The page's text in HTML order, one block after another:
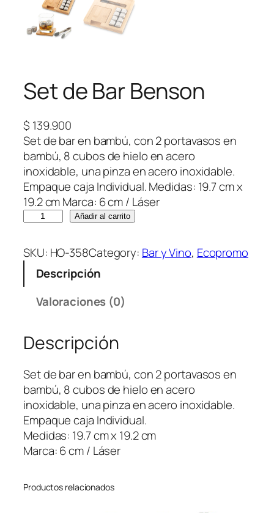
Set de Bar Benson
$ 139.900
Set de bar en bambú, con 2 portavasos en
bambú, 8 cubos de hielo en acero
inoxidable, una pinza en acero inoxidable.
Empaque caja Individual. Medidas: 19.7 cm x
19.2 cm Marca: 6 cm / Láser
t
d
B
e
n
s
o
n
c
a
i
Añadir al carrito
SKU: HO-358Category: Bar y Vino, Ecopromo
Descripción
Valoraciones (0)
Descripción
Set de bar en bambú, con 2 portavasos en
bambú, 8 cubos de hielo en acero
inoxidable, una pinza en acero inoxidable.
Empaque caja Individual.
Medidas: 19.7 cm x 19.2 cm
Marca: 6 cm / Láser
Productos relacionados